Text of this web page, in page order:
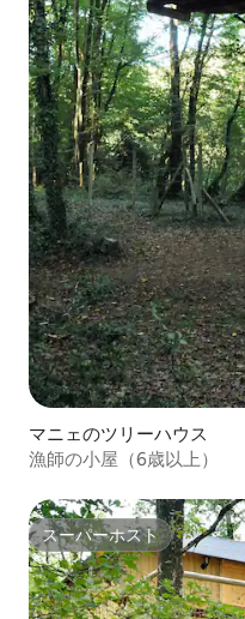
マニェのツリーハウス
漁師の小屋（6歳以上）
スーパーホスト
スーパーホスト